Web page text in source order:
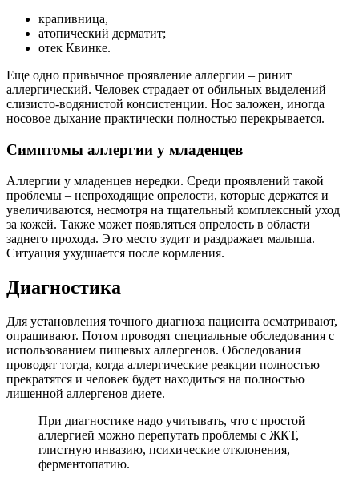
крапивница,
атопический дерматит;
отек Квинке.
Еще одно привычное проявление аллергии – ринит
аллергический. Человек страдает от обильных выделений
слизисто-водянистой консистенции. Нос заложен, иногда
носовое дыхание практически полностью перекрывается.
Симптомы аллергии у младенцев
Аллергии у младенцев нередки. Среди проявлений такой
проблемы – непроходящие опрелости, которые держатся и
увеличиваются, несмотря на тщательный комплексный уход
за кожей. Также может появляться опрелость в области
заднего прохода. Это место зудит и раздражает малыша.
Ситуация ухудшается после кормления.
Диагностика
Для установления точного диагноза пациента осматривают,
опрашивают. Потом проводят специальные обследования с
использованием пищевых аллергенов. Обследования
проводят тогда, когда аллергические реакции полностью
прекратятся и человек будет находиться на полностью
лишенной аллергенов диете.
При диагностике надо учитывать, что с простой
аллергией можно перепутать проблемы с ЖКТ,
глистную инвазию, психические отклонения,
ферментопатию.